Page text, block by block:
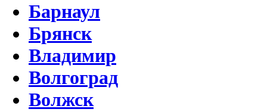
Барнаул
Брянск
Владимир
Волгоград
Волжск